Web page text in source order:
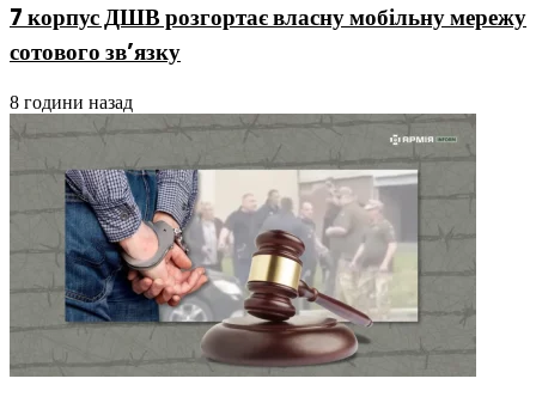
7 корпус ДШВ розгортає власну мобільну мережу
сотового зв’язку
8 години назад